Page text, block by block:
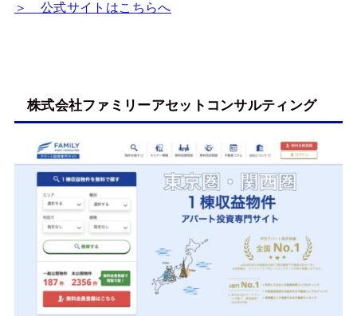
＞ 公式サイトはこちらへ
株式会社ファミリーアセットコンサルティング